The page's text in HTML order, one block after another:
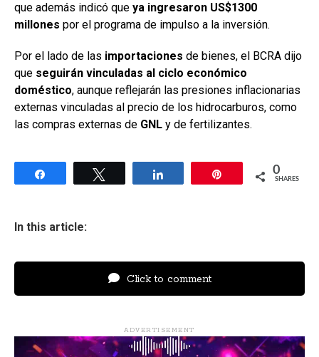
que además indicó que ya ingresaron US$1300
millones por el programa de impulso a la inversión.
Por el lado de las importaciones de bienes, el BCRA dijo
que seguirán vinculadas al ciclo económico
doméstico, aunque reflejarán las presiones inflacionarias
externas vinculadas al precio de los hidrocarburos, como
las compras externas de GNL y de fertilizantes.
0
SHARES
In this article:
Click to comment
ADVERTISEMENT